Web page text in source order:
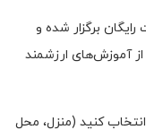
برگزار شده و
آموزش‌های ارزشمند
کنید (منزل، محل